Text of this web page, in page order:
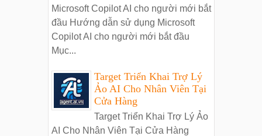
Microsoft Copilot AI cho người mới bắt
đầu Hướng dẫn sử dụng Microsoft
Copilot AI cho người mới bắt đầu
Mục...
Target Triển Khai Trợ Lý
Ảo AI Cho Nhân Viên Tại
Cửa Hàng
Target Triển Khai Trợ Lý Ảo
AI Cho Nhân Viên Tại Cửa Hàng